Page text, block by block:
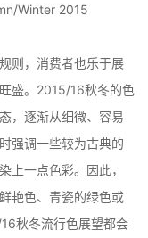
Winter 2015
则，消费者也乐于展
盛。2015/16秋冬的色
，逐渐从细微、容易
强调一些较为古典的
上一点色彩。因此，
艳色、青瓷的绿色或
秋冬流行色展望都会